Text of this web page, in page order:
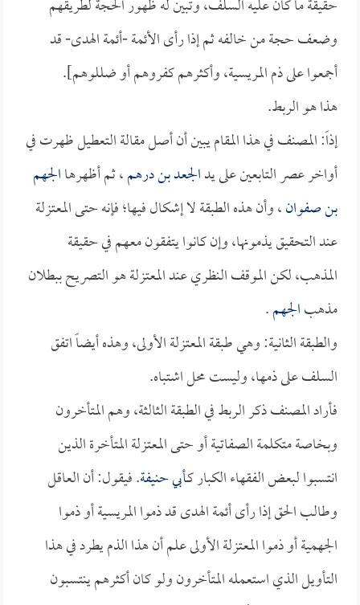
حقيقة ما كان عليه السلف، وتبين له ظهور الحجة لطريقهم
وضعف حجة من خالفه ثم إذا رأى الأئمة -أئمة الهدى- قد
أجمعوا على ذم المريسية، وأكثرهم كفروهم أو ضللوهم].
هذا هو الربط.
إذاً: المصنف في هذا المقام يبين أن أصل مقالة التعطيل ظهرت في
أواخر عصر التابعين على يدالجعد بن درهم، ثم أظهرهاالجهم
بن صفوان، وأن هذه الطبقة لا إشكال فيها؛ فإنه حتى المعتزلة
عند التحقيق يذمونها، وإن كانوا يتفقون معهم في حقيقة
المذهب، لكن الموقف النظري عند المعتزلة هو التصريح ببطلان
مذهبالجهم.
والطبقة الثانية: وهي طبقة المعتزلة الأولى، وهذه أيضاً اتفق
السلف على ذمها، وليست محل اشتباه.
فأراد المصنف ذكر الربط في الطبقة الثالثة، وهم المتأخرون
وبخاصة متكلمة الصفاتية أو حتى المعتزلة المتأخرة الذين
انتسبوا لبعض الفقهاء الكبار كـأبي حنيفة. فيقول: أن العاقل
وطالب الحق إذا رأى أئمة الهدى قد ذموا المريسية أو ذموا
الجهمية أو ذموا المعتزلة الأولى علم أن هذا الذم يطرد في هذا
التأويل الذي استعمله المتأخرون ولو كان أكثرهم ينتسبون